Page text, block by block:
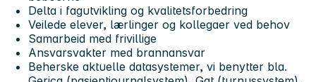
Delta i fagutvikling og kvalitetsforbedring
Veilede elever, lærlinger og kollegaer ved behov
Samarbeid med frivillige
Ansvarsvakter med brannansvar
Beherske aktuelle datasystemer, vi benytter bla.